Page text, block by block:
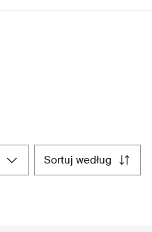
sortuj według